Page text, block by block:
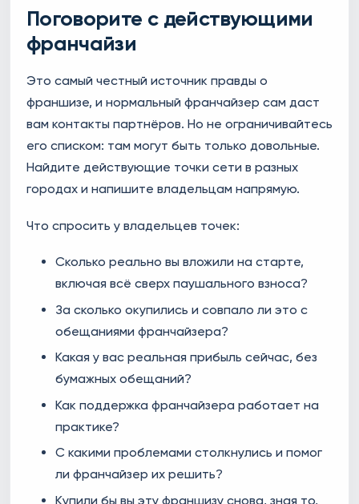
Поговорите с действующими
франчайзи
Это самый честный источник правды о
франшизе, и нормальный франчайзер сам даст
вам контакты партнёров. Но не ограничивайтесь
его списком: там могут быть только довольные.
Найдите действующие точки сети в разных
городах и напишите владельцам напрямую.
Что спросить у владельцев точек:
Сколько реально вы вложили на старте,
включая всё сверх паушального взноса?
За сколько окупились и совпало ли это с
обещаниями франчайзера?
Какая у вас реальная прибыль сейчас, без
бумажных обещаний?
Как поддержка франчайзера работает на
практике?
С какими проблемами столкнулись и помог
ли франчайзер их решить?
Купили бы вы эту франшизу снова, зная то,